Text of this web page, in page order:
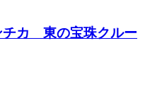
カ 東の宝珠クルー